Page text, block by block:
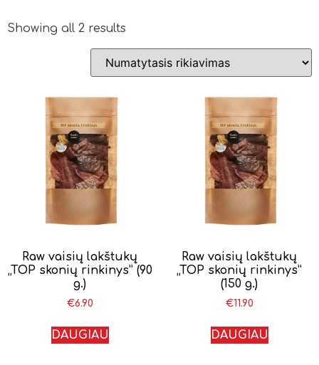
Showing all 2 results
Raw vaisių lakštukų
„TOP skonių rinkinys” (90
g.)
€6.90
DAUGIAU
Raw vaisių lakštukų
„TOP skonių rinkinys”
(150 g.)
€11.90
DAUGIAU